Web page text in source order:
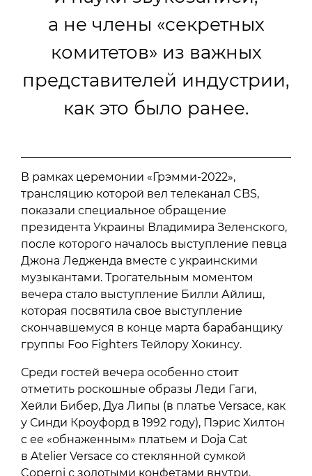
а не члены «секретных
комитетов» из важных
представителей индустрии,
как это было ранее.
В рамках церемонии «Грэмми-2022»,
трансляцию которой вел телеканал CBS,
показали специальное обращение
президента Украины Владимира Зеленского,
после которого началось выступление певца
Джона Ледженда вместе с украинскими
музыкантами. Трогательным моментом
вечера стало выступление Билли Айлиш,
которая посвятила свое выступление
скончавшемуся в конце марта барабанщику
группы Foo Fighters Тейлору Хокинсу.
Среди гостей вечера особенно стоит
отметить роскошные образы Леди Гаги,
Хейли Бибер, Дуа Липы (в платье Versace, как
у Синди Кроуфорд в 1992 году), Пэрис Хилтон
с ее «обнаженным» платьем и Doja Cat
в Atelier Versace со стеклянной сумкой
Coperni с золотыми конфетами внутри.